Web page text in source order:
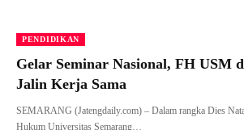
PENDIDIKAN
Gelar Seminar Nasional, FH USM
Jalin Kerja Sama
SEMARANG (Jatengdaily.com) – Dalam rangka Dies
Hukum Universitas Semarang…